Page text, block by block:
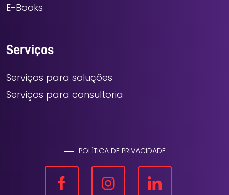
E-Books
Serviços
Serviços para soluções
Serviços para consultoria
POLÍTICA DE PRIVACIDADE